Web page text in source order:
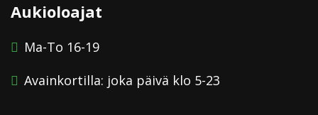
Aukioloajat
Ma-To 16-19
Avainkortilla: joka päivä klo 5-23